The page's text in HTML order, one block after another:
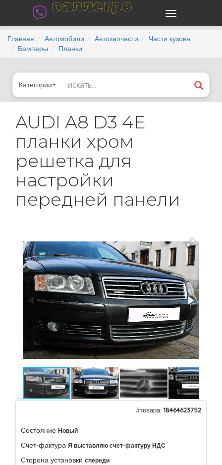
валлегро
Главная Автомобили Автозапчасти
Части кузова
Бамперы
Планки
Категории
AUDI A8 D3 4E
планки хром
решетка для
настройки
передней панели
#товара: 18464623752
Состояние Новый
Счет-фактура Я выставляю счет-фактуру НДС
Сторона установки спереди